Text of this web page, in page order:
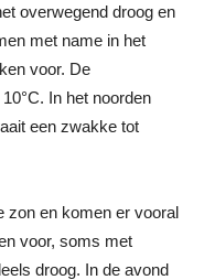
overwegend droog en
met name in het
voor. De
In het noorden
een zwakke tot
zon en komen er vooral
voor, soms met
droog. In de avond